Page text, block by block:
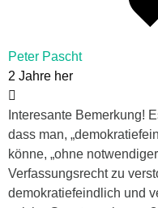
Peter Pascht
2 Jahre her
Interesante Bemerkung!
dass man,
könne, „ohne
Verfassungsrecht zu
demokratiefeindlich und